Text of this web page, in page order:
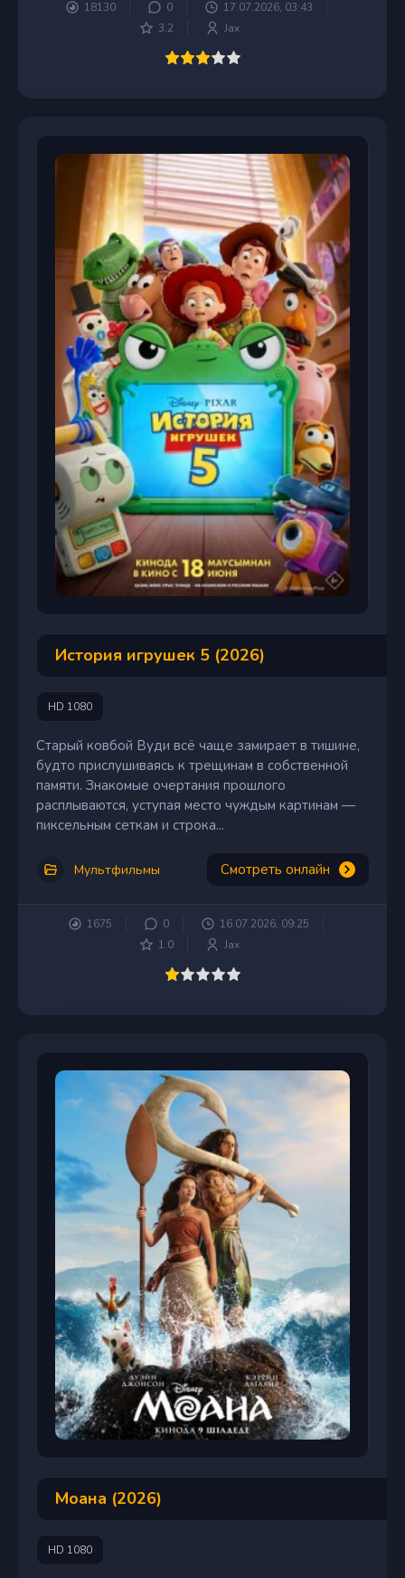
18130 0
17.07.2026, 03:43
3.2
Jax
История игрушек 5 (2026)
HD 1080
Старый ковбой Вуди всё чаще замирает в тишине,
будто прислушиваясь к трещинам в собственной
памяти. Знакомые очертания прошлого
расплываются, уступая место чуждым картинам —
пиксельным сеткам и строка...
Мультфильмы Смотреть онлайн
1675 0
16.07.2026, 09:25
1.0
Jax
Моана (2026)
HD 1080